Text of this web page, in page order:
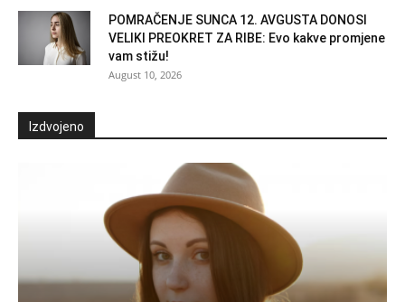
POMRAČENJE SUNCA 12. AVGUSTA DONOSI
VELIKI PREOKRET ZA RIBE: Evo kakve promjene
vam stižu!
August 10, 2026
Izdvojeno